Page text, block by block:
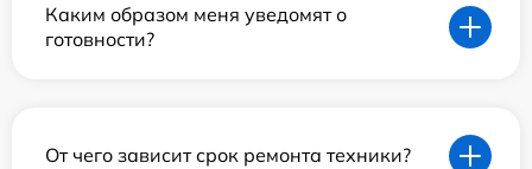
Каким образом меня уведомят о
готовности?
От чего зависит срок ремонта техники?